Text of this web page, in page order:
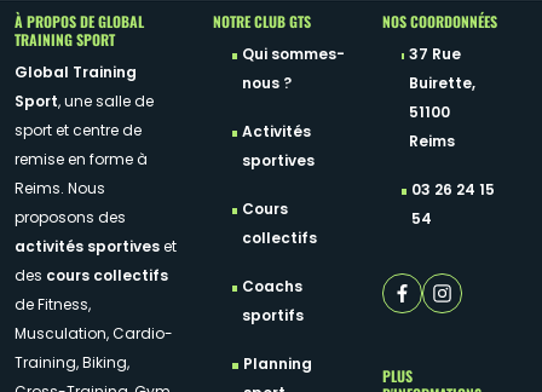
À PROPOS DE GLOBAL
TRAINING SPORT
Global Training
Sport, une salle de
sport et centre de
remise en forme à
Reims. Nous
proposons des
activités sportiveset
des cours collectifs
de Fitness,
Musculation, Cardio-
Training, Biking,
NOTRE CLUB GTS
Qui sommes-
nous ?
Activités
sportives
Cours
collectifs
Coachs
sportifs
Planning
NOS COORDONNÉES
37 Rue
Buirette,
51100
Reims
03 26 24 15
54
PLUS